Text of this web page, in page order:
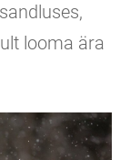
looma ära